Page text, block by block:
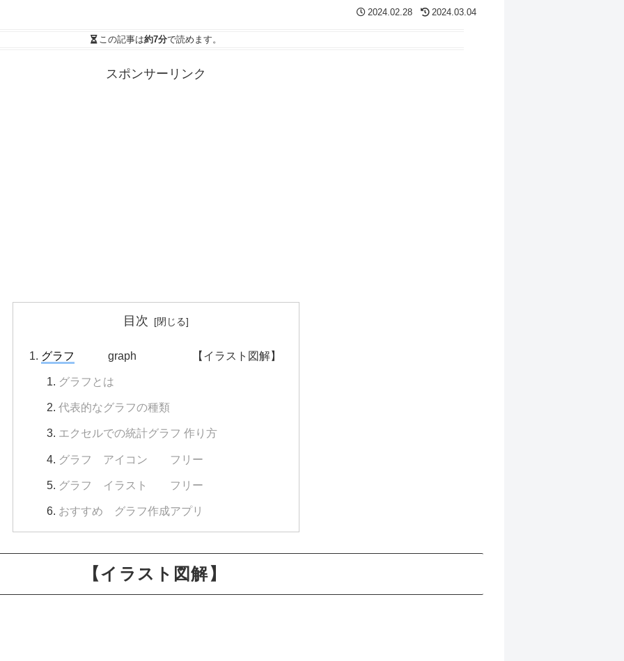
2024.02.28 2024.03.04
この記事は約7分で読めます。
スポンサーリンク
目次
グラフ graph 【イラスト図解】
グラフとは
代表的なグラフの種類
エクセルでの統計グラフ 作り方
グラフ アイコン フリー
グラフ イラスト フリー
おすすめ グラフ作成アプリ
イラスト図解】